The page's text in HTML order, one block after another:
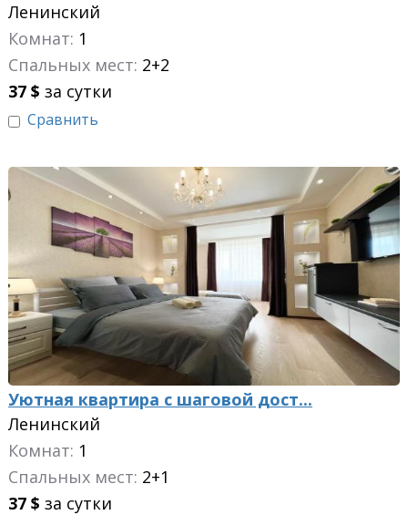
Ленинский
Комнат: 1
Спальных мест: 2+2
37 $ за сутки
Сравнить
Уютная квартира с шаговой дост...
Ленинский
Комнат: 1
Спальных мест: 2+1
37 $ за сутки